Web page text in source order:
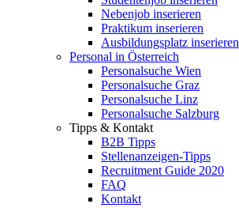
Nebenjob inserieren
Praktikum inserieren
Ausbildungsplatz inserieren
Personal in Österreich
Personalsuche Wien
Personalsuche Graz
Personalsuche Linz
Personalsuche Salzburg
Tipps & Kontakt
B2B Tipps
Stellenanzeigen-Tipps
Recruitment Guide 2020
FAQ
Kontakt